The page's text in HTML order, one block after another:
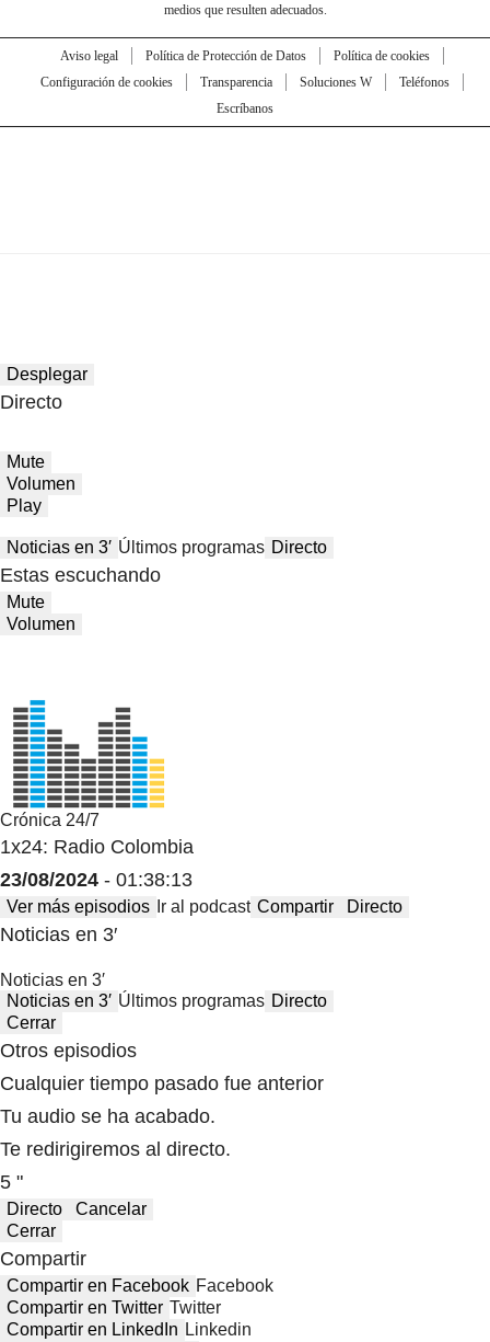
medios que resulten adecuados.
Aviso legal Política de Protección de Datos
Política de cookies
Configuración de cookies
Transparencia Soluciones W
Teléfonos
Escríbanos
Desplegar
Directo
Mute
Volumen
Play
Noticias en 3′ Últimos programas Directo
Estas escuchando
Mute
Volumen
Crónica 24/7
1x24: Radio Colombia
23/08/2024 - 01:38:13
Ver más episodios Ir al podcast Compartir Directo
Noticias en 3′
Noticias en 3′
Noticias en 3′ Últimos programas Directo
Cerrar
Otros episodios
Cualquier tiempo pasado fue anterior
Tu audio se ha acabado.
Te redirigiremos al directo.
5 "
Directo
Cancelar
Cerrar
Compartir
Compartir en Facebook Facebook
Compartir en Twitter Twitter
Compartir en LinkedIn Linkedin